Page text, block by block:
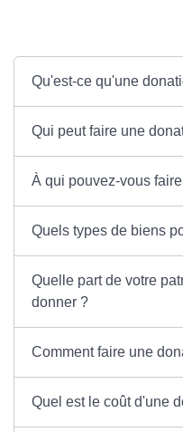
Qu'est-ce qu'une
Qui peut faire une
À qui pouvez-vous
Quels types de biens
Quelle part de votre
donner ?
Comment faire une
Quel est le coût d'une